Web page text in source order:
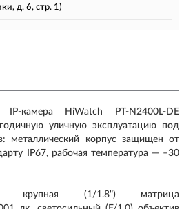
д. 6, стр. 1)
камера HiWatch PT-N2400L-DE
уличную эксплуатацию под
металлический корпус защищен от
IP67, рабочая температура — –30
крупная (1/1.8") матрица